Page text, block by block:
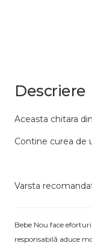
Descriere
Aceasta chitara
Contine curea de
Varsta
Bebe Nou face
responsabilă aduce